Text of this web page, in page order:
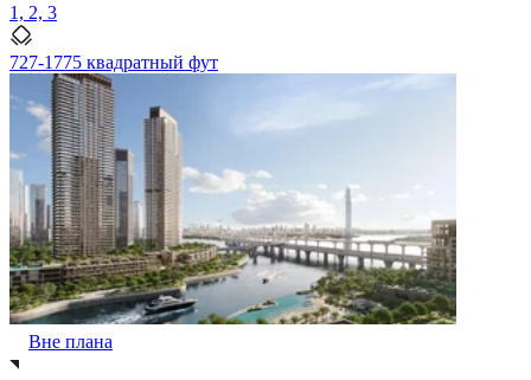
1, 2, 3
727-1775 квадратный фут
Вне плана